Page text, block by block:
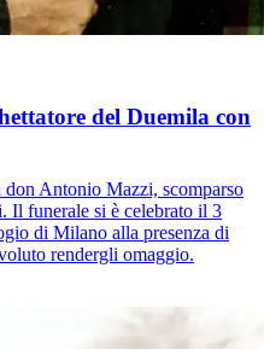
del Duemila con
Antonio Mazzi, scomparso
Il funerale si è celebrato il 3
di Milano alla presenza di
rendergli omaggio.